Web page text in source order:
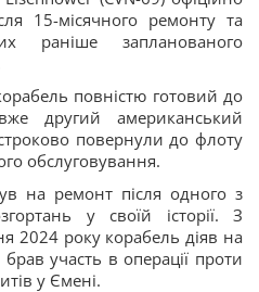
15-місячного ремонту та
раніше запланованого
повністю готовий до
другий американський
повернули до флоту
обслуговування.
на ремонт після одного з
у своїй історії. З
2024 року корабель діяв на
участь в операції проти
у Ємені.